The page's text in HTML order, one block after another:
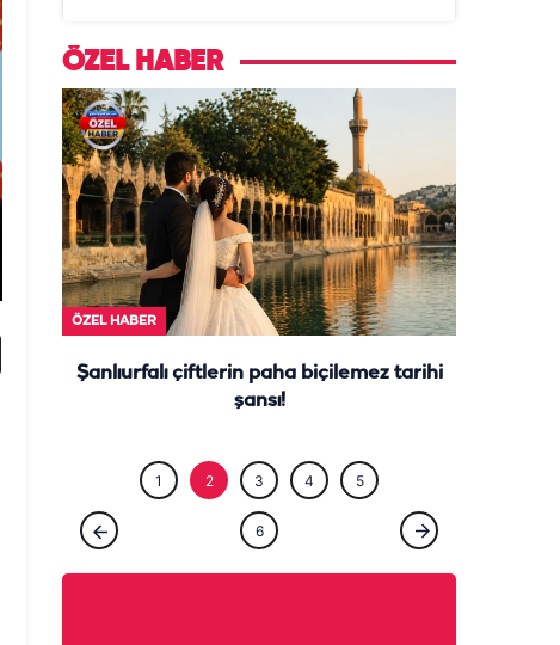
ÖZEL HABER
ÖZEL HABER
Şanlıurfalı çiftlerin paha biçilemez tarihi
şansı!
1 2 3 4 5
6